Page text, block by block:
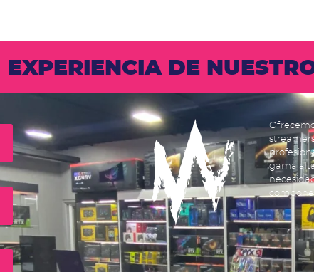
EXPERIENCIA DE
gama